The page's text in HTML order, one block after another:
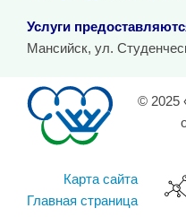
Услуги
Мансийск, ул.
© 2025
Карта сайта
Главная страница